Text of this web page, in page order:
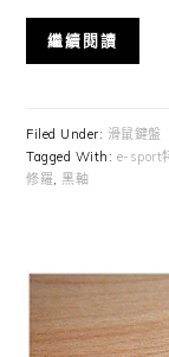
繼續閱讀
Filed Under: 滑鼠鍵盤
Tagged With: e-sport
修羅,黑軸